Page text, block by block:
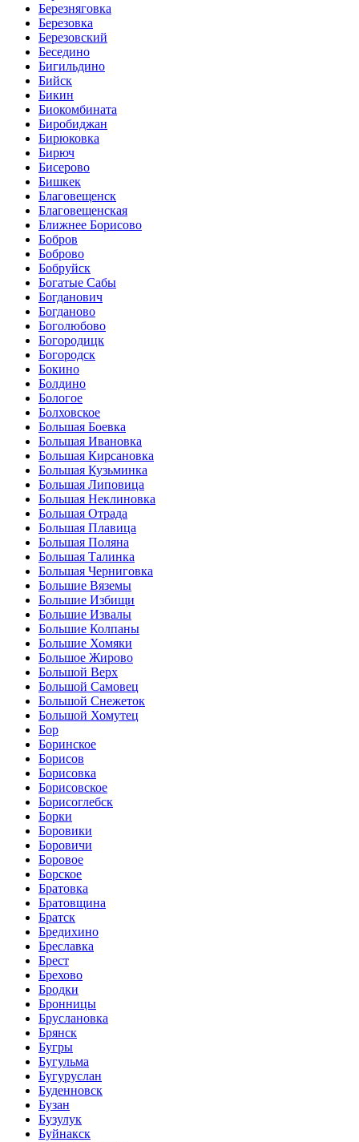
Березняговка
Березовка
Березовский
Беседино
Бигильдино
Бийск
Бикин
Биокомбината
Биробиджан
Бирюковка
Бирюч
Бисерово
Бишкек
Благовещенск
Благовещенская
Ближнее Борисово
Бобров
Боброво
Бобруйск
Богатые Сабы
Богданович
Богданово
Боголюбово
Богородицк
Богородск
Бокино
Болдино
Бологое
Болховское
Большая Боевка
Большая Ивановка
Большая Кирсановка
Большая Кузьминка
Большая Липовица
Большая Неклиновка
Большая Отрада
Большая Плавица
Большая Поляна
Большая Талинка
Большая Черниговка
Большие Вяземы
Большие Избищи
Большие Извалы
Большие Колпаны
Большие Хомяки
Большое Жирово
Большой Верх
Большой Самовец
Большой Снежеток
Большой Хомутец
Бор
Боринское
Борисов
Борисовка
Борисовское
Борисоглебск
Борки
Боровики
Боровичи
Боровое
Борское
Братовка
Братовщина
Братск
Бредихино
Бреславка
Брест
Брехово
Бродки
Бронницы
Бруслановка
Брянск
Бугры
Бугульма
Бугуруслан
Буденновск
Бузан
Бузулук
Буйнакск